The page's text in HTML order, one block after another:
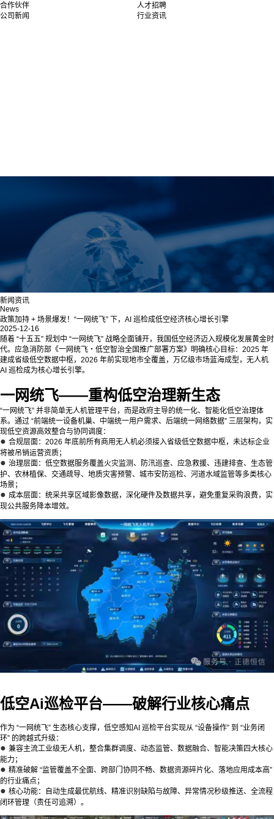
合作伙伴
人才招聘
公司新闻
行业资讯
新闻资讯
News
政策加持 + 场景爆发！“一网统飞” 下，AI 巡检成低空经济核心增长引擎
2025-12-16
随着 “十五五” 规划中 “一网统飞” 战略全面铺开，我国低空经济迈入规模化发展黄金时
代。应急消防部《一网统飞・低空智治全国推广部署方案》明确核心目标：2025 年
建成省级低空数据中枢，2026 年前实现地市全覆盖，万亿级市场蓝海成型，无人机
AI 巡检成为核心增长引擎。
一网统飞——重构低空治理新生态
“一网统飞” 并非简单无人机管理平台，而是政府主导的统一化、智能化低空治理体
系。通过 “前端统一设备机巢、中端统一用户需求、后端统一网络数据” 三层架构，实
现低空资源高效整合与协同调度：
● 合规层面：2026 年底前所有商用无人机必须接入省级低空数据中枢，未达标企业
将被吊销运营资质；
● 治理层面：低空数据服务覆盖火灾监测、防汛巡查、应急救援、违建排查、生态管
护、农林植保、交通疏导、地质灾害预警、城市安防巡检、河道水域监管等多类核心
场景；
● 成本层面：统采共享区域影像数据，深化硬件及数据共享，避免重复采购浪费，实
现公共服务降本增效。
低空Ai巡检平台——破解行业核心痛点
作为 “一网统飞” 生态核心支撑，低空感知AI 巡检平台实现从 “设备操作” 到 “业务闭
环” 的跨越式升级：
● 兼容主流工业级无人机，整合集群调度、动态监管、数据融合、智能决策四大核心
能力；
● 精准破解 “监管覆盖不全面、跨部门协同不畅、数据资源碎片化、落地应用成本高”
的行业痛点；
● 核心功能：自动生成最优航线、精准识别缺陷与故障、异常情况秒级推送、全流程
闭环管理（责任可追溯）。